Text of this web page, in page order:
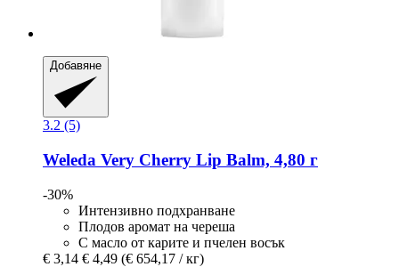
Добавяне
3.2 (5)
Weleda Very Cherry Lip Balm, 4,80 г
-30%
Интензивно подхранване
Плодов аромат на череша
С масло от карите и пчелен восък
€ 3,14 € 4,49 (€ 654,17 / кг)